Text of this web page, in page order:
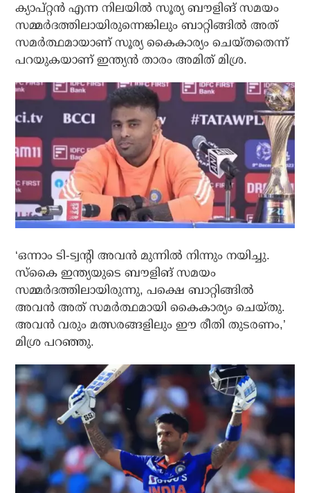
ക്യാപ്റ്റന്‍ എന്ന നിലയില്‍ സൂര്യ ബൗളിങ് സമയം
സമ്മര്‍ദത്തിലായിരുന്നെങ്കിലും ബാറ്റിങ്ങില്‍ അത്
സമര്‍ത്ഥമായാണ് സൂര്യ കൈകാര്യം ചെയ്തതെന്ന്
പറയുകയാണ് ഇന്ത്യന്‍ താരം അമിത് മിശ്ര.
‘ഒന്നാം ടി-ട്വന്റി അവന്‍ മുന്നില്‍ നിന്നും നയിച്ചു.
സ്‌കൈ ഇന്ത്യയുടെ ബൗളിങ് സമയം
സമ്മര്‍ദത്തിലായിരുന്നു, പക്ഷെ ബാറ്റിങ്ങില്‍
അവന്‍ അത് സമര്‍ത്ഥമായി കൈകാര്യം ചെയ്തു.
അവന്‍ വരും മത്സരങ്ങളിലും ഈ രീതി തുടരണം,’
മിശ്ര പറഞ്ഞു.